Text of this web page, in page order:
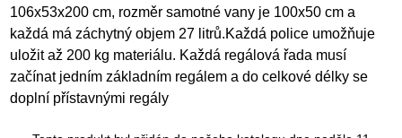
106x53x200 cm, rozměr samotné vany je 100x50 cm a
každá má záchytný objem 27 litrů.Každá police umožňuje
uložit až 200 kg materiálu. Každá regálová řada musí
začínat jedním základním regálem a do celkové délky se
doplní přístavnými regály